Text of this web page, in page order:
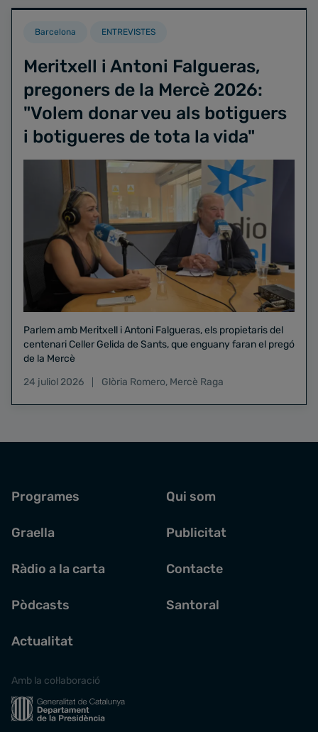
Barcelona ENTREVISTES
Meritxell i Antoni Falgueras,
pregoners de la Mercè 2026:
"Volem donar veu als botiguers
i botigueres de tota la vida"
Parlem amb Meritxell i Antoni Falgueras, els propietaris del
centenari Celler Gelida de Sants, que enguany faran el pregó
de la Mercè
24 juliol 2026
Glòria Romero, Mercè Raga
Programes
Graella
Ràdio a la carta
Pòdcasts
Actualitat
Qui som
Publicitat
Contacte
Santoral
Amb la col·laboració